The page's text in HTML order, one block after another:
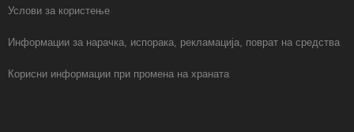
Услови за користење
Информации за нарачка, испорака, рекламација, поврат на средства
Корисни информации при промена на храната